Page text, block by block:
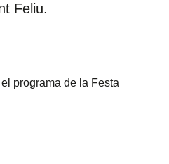
Feliu.
programa de la Festa